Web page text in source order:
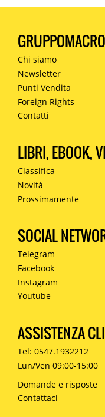
Chi siamo
Newsletter
Punti Vendita
Foreign Rights
Contatti
LIBRI, EBOOK,
Classifica
Novità
Prossimamente
SOCIAL
Telegram
Facebook
Instagram
Youtube
ASSISTENZA
Tel: 0547.1932212
Lun/Ven 09:00-15:00
Domande e risposte
Contattaci